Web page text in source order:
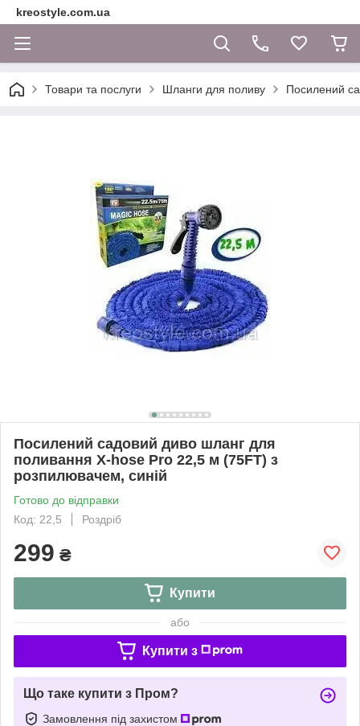
kreostyle.com.ua
Товари та послуги Шланги для поливу Посилений
Посилений садовий диво шланг для
поливання X-hose Pro 22,5 м (75FT) з
розпилювачем, синій
Готово до відправки
Код: 22,5
Роздріб
299 ₴
Купити
або
Купити з
Що таке купити з Пром?
Замовлення під захистом